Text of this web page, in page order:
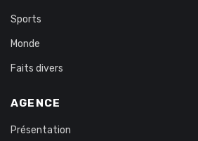
Sports
Monde
Faits divers
AGENCE
Présentation